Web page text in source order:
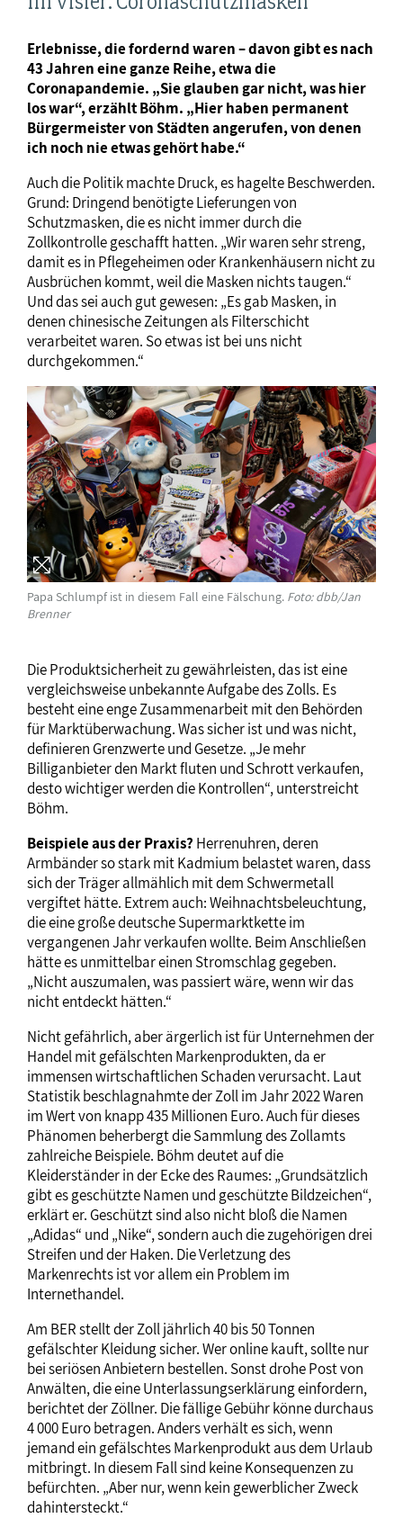
Erlebnisse, die fordernd waren – davon gibt es nach
43 Jahren eine ganze Reihe, etwa die
Coronapandemie. „Sie glauben gar nicht, was hier
los war“, erzählt Böhm. „Hier haben permanent
Bürgermeister von Städten angerufen, von denen
ich noch nie etwas gehört habe.“
Auch die Politik machte Druck, es hagelte Beschwerden.
Grund: Dringend benötigte Lieferungen von
Schutzmasken, die es nicht immer durch die
Zollkontrolle geschafft hatten. „Wir waren sehr streng,
damit es in Pflegeheimen oder Krankenhäusern nicht zu
Ausbrüchen kommt, weil die Masken nichts taugen.“
Und das sei auch gut gewesen: „Es gab Masken, in
denen chinesische Zeitungen als Filterschicht
verarbeitet waren. So etwas ist bei uns nicht
durchgekommen.“
Papa Schlumpf ist in diesem Fall eine Fälschung. Foto: dbb/Jan
Brenner
Die Produktsicherheit zu gewährleisten, das ist eine
vergleichsweise unbekannte Aufgabe des Zolls. Es
besteht eine enge Zusammenarbeit mit den Behörden
für Marktüberwachung. Was sicher ist und was nicht,
definieren Grenzwerte und Gesetze. „Je mehr
Billiganbieter den Markt fluten und Schrott verkaufen,
desto wichtiger werden die Kontrollen“, unterstreicht
Böhm.
Beispiele aus der Praxis? Herrenuhren, deren
Armbänder so stark mit Kadmium belastet waren, dass
sich der Träger allmählich mit dem Schwermetall
vergiftet hätte. Extrem auch: Weihnachtsbeleuchtung,
die eine große deutsche Supermarktkette im
vergangenen Jahr verkaufen wollte. Beim Anschließen
hätte es unmittelbar einen Stromschlag gegeben.
„Nicht auszumalen, was passiert wäre, wenn wir das
nicht entdeckt hätten.“
Nicht gefährlich, aber ärgerlich ist für Unternehmen der
Handel mit gefälschten Markenprodukten, da er
immensen wirtschaftlichen Schaden verursacht. Laut
Statistik beschlagnahmte der Zoll im Jahr 2022 Waren
im Wert von knapp 435 Millionen Euro. Auch für dieses
Phänomen beherbergt die Sammlung des Zollamts
zahlreiche Beispiele. Böhm deutet auf die
Kleiderständer in der Ecke des Raumes: „Grundsätzlich
gibt es geschützte Namen und geschützte Bildzeichen“,
erklärt er. Geschützt sind also nicht bloß die Namen
„Adidas“ und „Nike“, sondern auch die zugehörigen drei
Streifen und der Haken. Die Verletzung des
Markenrechts ist vor allem ein Problem im
Internethandel.
Am BER stellt der Zoll jährlich 40 bis 50 Tonnen
gefälschter Kleidung sicher. Wer online kauft, sollte nur
bei seriösen Anbietern bestellen. Sonst drohe Post von
Anwälten, die eine Unterlassungserklärung einfordern,
berichtet der Zöllner. Die fällige Gebühr könne durchaus
4 000 Euro betragen. Anders verhält es sich, wenn
jemand ein gefälschtes Markenprodukt aus dem Urlaub
mitbringt. In diesem Fall sind keine Konsequenzen zu
befürchten. „Aber nur, wenn kein gewerblicher Zweck
dahintersteckt.“